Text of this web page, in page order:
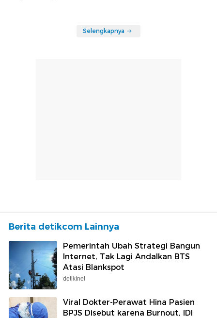
Selengkapnya
Berita detikcom Lainnya
Pemerintah Ubah Strategi Bangun
Internet, Tak Lagi Andalkan BTS
Atasi Blankspot
detikInet
Viral Dokter-Perawat Hina Pasien
BPJS Disebut karena Burnout, IDI